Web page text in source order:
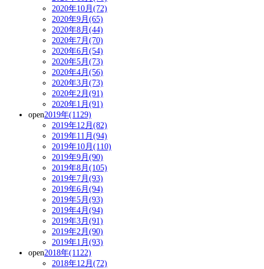
2020年10月(72)
2020年9月(65)
2020年8月(44)
2020年7月(70)
2020年6月(54)
2020年5月(73)
2020年4月(56)
2020年3月(73)
2020年2月(91)
2020年1月(91)
open2019年(1129)
2019年12月(82)
2019年11月(94)
2019年10月(110)
2019年9月(90)
2019年8月(105)
2019年7月(93)
2019年6月(94)
2019年5月(93)
2019年4月(94)
2019年3月(91)
2019年2月(90)
2019年1月(93)
open2018年(1122)
2018年12月(72)